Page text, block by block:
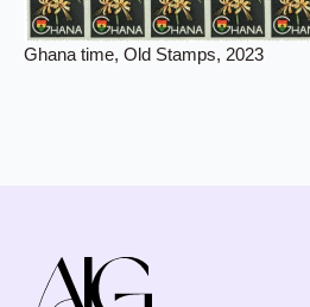
Ghana time, Old Stamps, 2023